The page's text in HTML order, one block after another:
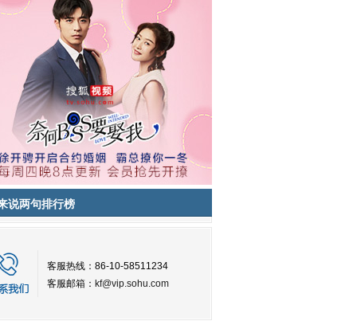
说两句排行榜
客服热线：86-10-58511234
客服邮箱： kf@vip.sohu.com